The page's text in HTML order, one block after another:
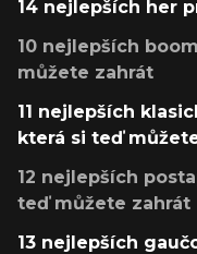
14 nejlepších her
10 nejlepších
můžete zahrát
11 nejlepších
která si teď
12 nejlepších
teď můžete zahrát
13 nejlepších